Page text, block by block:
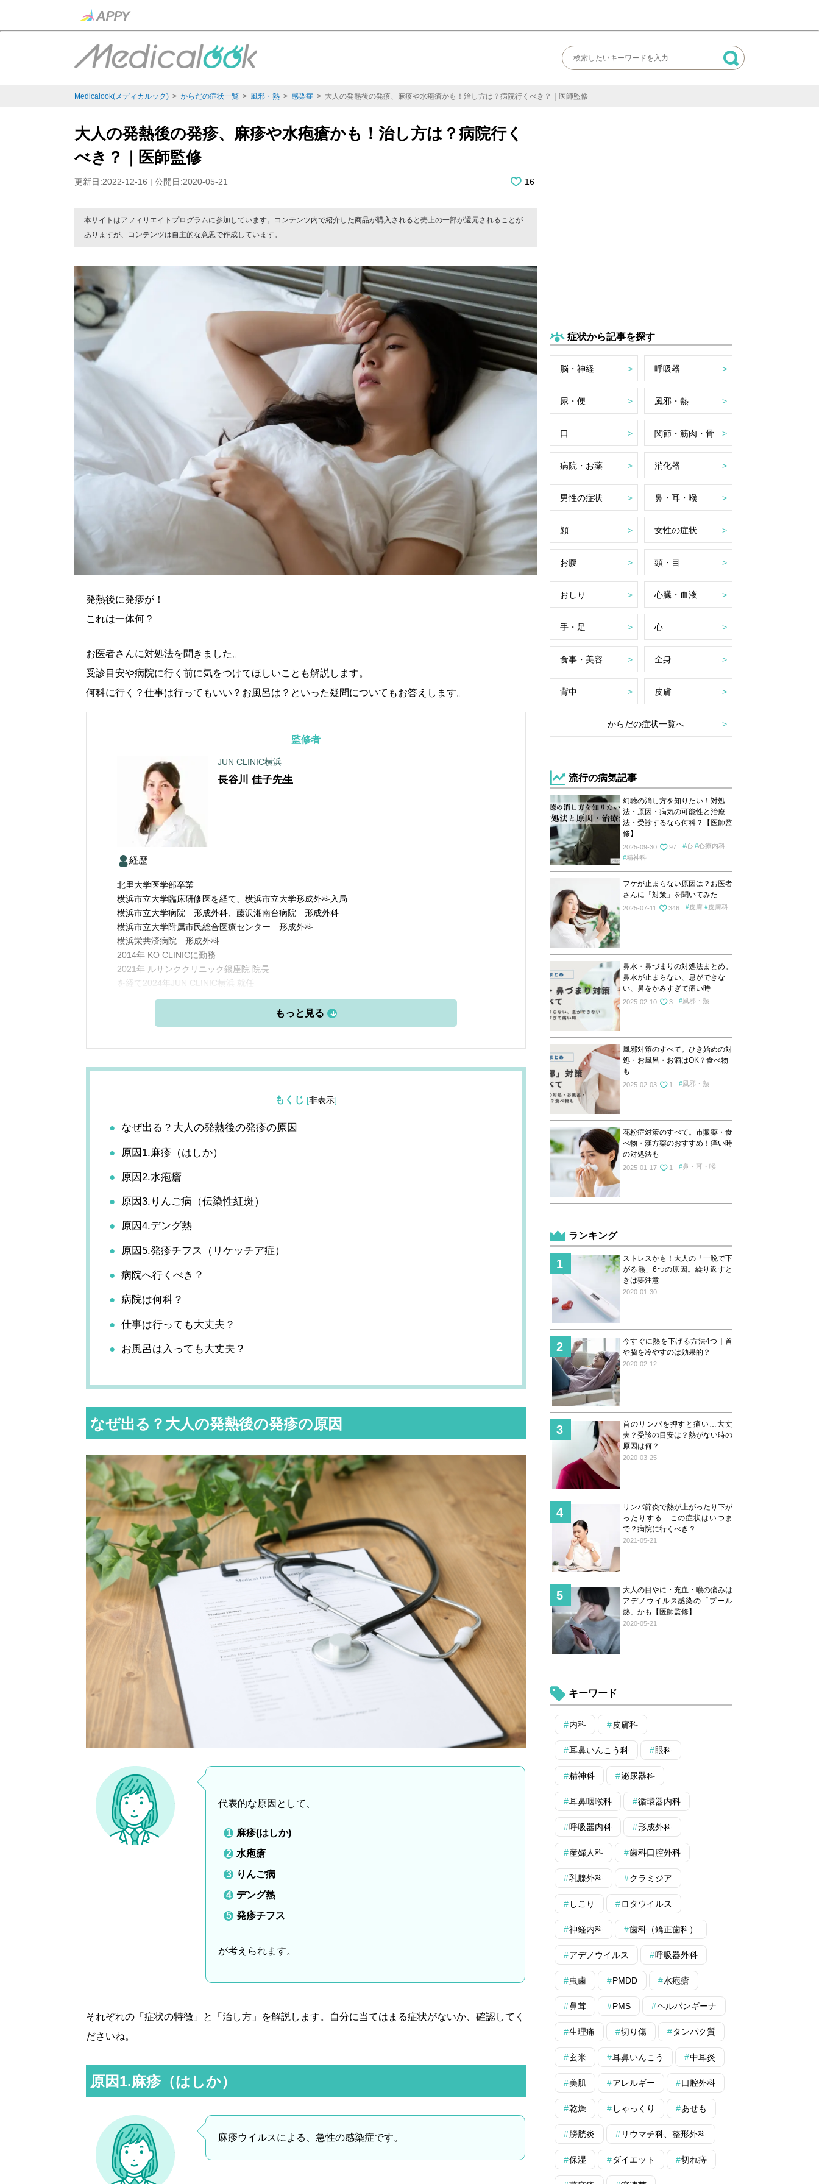
Medicalook(メディカルック) > からだの症状一覧 > 風邪・熱 > 感染症 > 大人の発熱後の発疹、麻疹や水疱瘡かも！治し方は？病院行くべき？｜医師監修
大人の発熱後の発疹、麻疹や水疱瘡かも！治し方は？病院行く
べき？｜医師監修
更新日:2022-12-16 | 公開日:2020-05-21 16
本サイトはアフィリエイトプログラムに参加しています。コンテンツ内で紹介した商品が購入されると売上の一部が還元されることが
ありますが、コンテンツは自主的な意思で作成しています。
発熱後に発疹が！
これは一体何？
お医者さんに対処法を聞きました。
受診目安や病院に行く前に気をつけてほしいことも解説します。
何科に行く？仕事は行ってもいい？お風呂は？といった疑問についてもお答えします。
監修者
JUN CLINIC横浜
長谷川 佳子先生
経歴
北里大学医学部卒業
横浜市立大学臨床研修医を経て、横浜市立大学形成外科入局
横浜市立大学病院 形成外科、藤沢湘南台病院 形成外科
横浜市立大学附属市民総合医療センター 形成外科
横浜栄共済病院 形成外科
2014年 KO CLINICに勤務
2021年 ルサンククリニック銀座院 院長
を経て2024年JUN CLINIC横浜 就任
もくじ [非表示]
なぜ出る？大人の発熱後の発疹の原因
原因1.麻疹（はしか）
原因2.水疱瘡
原因3.りんご病（伝染性紅斑）
原因4.デング熱
原因5.発疹チフス（リケッチア症）
病院へ行くべき？
病院は何科？
仕事は行っても大丈夫？
お風呂は入っても大丈夫？
なぜ出る？大人の発熱後の発疹の原因
代表的な原因として、
麻疹(はしか)
水疱瘡
りんご病
デング熱
発疹チフス
が考えられます。
それぞれの「症状の特徴」と「治し方」を解説します。自分に当てはまる症状がないか、確認してく
ださいね。
原因1.麻疹（はしか）
麻疹ウイルスによる、急性の感染症です。
症状から記事を探す
脳・神経 呼吸器
尿・便 風邪・熱
口 関節・筋肉・骨
病院・お薬 消化器
男性の症状 鼻・耳・喉
顔 女性の症状
お腹 頭・目
おしり 心臓・血液
手・足 心
食事・美容 全身
背中 皮膚
からだの症状一覧へ
流行の病気記事
幻聴の消し方を知りたい！対処
法・原因・病気の可能性と治療
法・受診するなら何科？【医師監
修】
2025-09-30 97 心
心療内科
精神科
フケが止まらない原因は？お医者
さんに「対策」を聞いてみた
2025-07-11 346 皮膚 皮膚科
鼻水・鼻づまりの対処法まとめ。
鼻水が止まらない、息ができな
い、鼻をかみすぎて痛い時
2025-02-10 3 風邪・熱
風邪対策のすべて。ひき始めの対
処・お風呂・お酒はOK？食べ物
も
2025-02-03 1 風邪・熱
花粉症対策のすべて。市販薬・食
べ物・漢方薬のおすすめ！痒い時
の対処法も
2025-01-17 1 鼻・耳・喉
ランキング
ストレスかも！大人の「一晩で下
がる熱」6つの原因。繰り返すと
きは要注意
2020-01-30
今すぐに熱を下げる方法4つ｜首
や脇を冷やすのは効果的？
2020-02-12
首のリンパを押すと痛い…大丈
夫？受診の目安は？熱がない時の
原因は何？
2020-03-25
リンパ節炎で熱が上がったり下が
ったりする…この症状はいつま
で？病院に行くべき？
2021-05-21
大人の目やに・充血・喉の痛みは
アデノウイルス感染の「プール
熱」かも【医師監修】
2020-05-21
キーワード
内科 皮膚科
耳鼻いんこう科 眼科
精神科 泌尿器科
耳鼻咽喉科 循環器内科
呼吸器内科 形成外科
産婦人科 歯科口腔外科
乳腺外科 クラミジア
しこり ロタウイルス
神経内科 歯科（矯正歯科）
アデノウイルス 呼吸器外科
虫歯 PMDD 水疱瘡
鼻茸 PMS ヘルパンギーナ
生理痛 切り傷 タンパク質
玄米 耳鼻いんこう 中耳炎
美肌 アレルギー 口腔外科
乾燥 しゃっくり あせも
膀胱炎 リウマチ科、整形外科
保湿 ダイエット 切れ痔